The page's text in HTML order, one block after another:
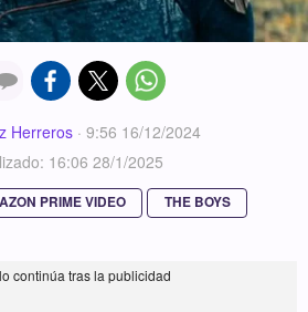
Herreros · 9:56 16/12/2024
16:06 28/1/2025
PRIME VIDEO THE BOYS